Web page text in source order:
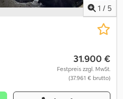
1 / 5
31.900 €
Festpreis zzgl. MwSt.
(37.961 € brutto)